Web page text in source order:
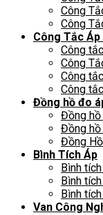
Công
Công
Công Tắc Áp
Công
Công
Công
Công
Đồng hồ đo
Đồng
Đồng
Đồng
Bình Tích Áp
Bình
Bình
Bình
Van Công